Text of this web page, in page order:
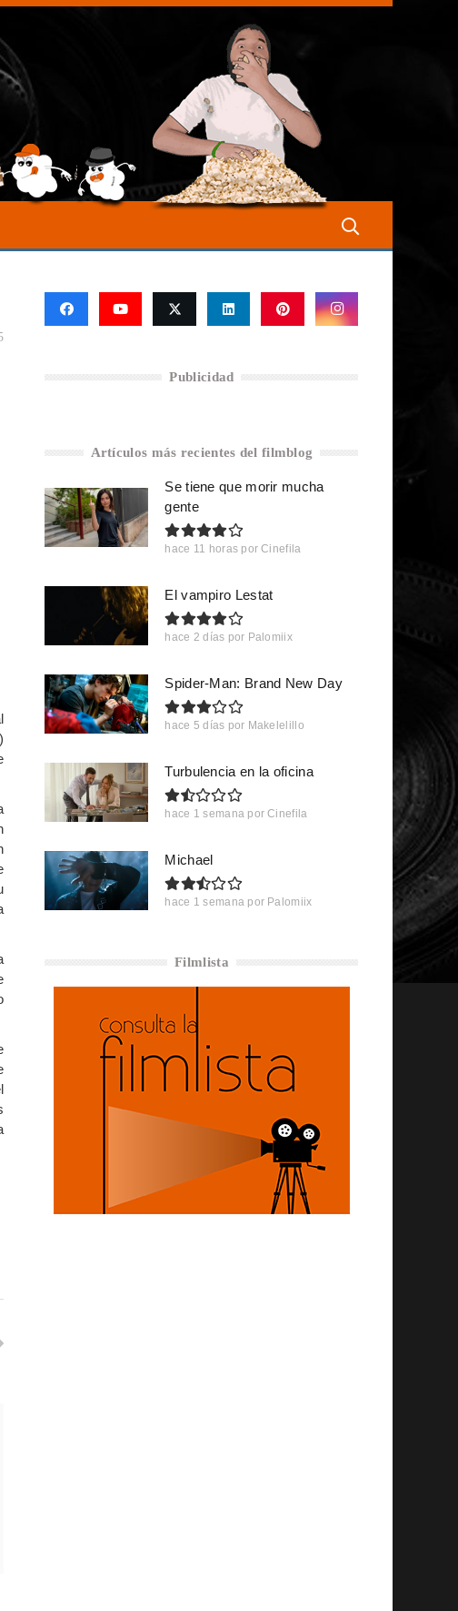
Publicidad
Artículos más recientes del filmblog
Se tiene que morir mucha
gente
hace 11 horas por Cinefila
El vampiro Lestat
hace 2 días por Palomiix
Spider-Man: Brand New Day
hace 5 días por Makelelillo
Turbulencia en la oficina
hace 1 semana por Cinefila
Michael
hace 1 semana por Palomiix
Filmlista